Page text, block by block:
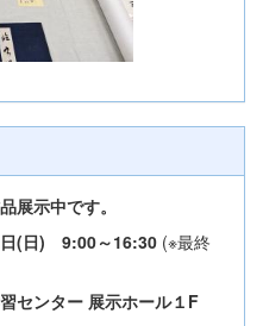
展示中です。
日(日) 9:00～16:30 (※最終
センター 展示ホール１F